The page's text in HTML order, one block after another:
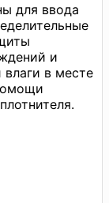
для ввода
и
в месте